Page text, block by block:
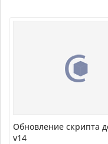
Обновление скрипта
v14